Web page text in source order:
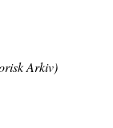
Arkiv)